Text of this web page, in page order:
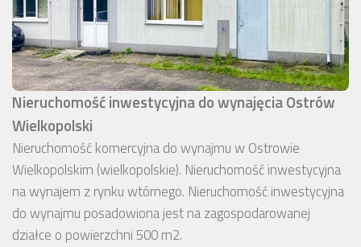
Nieruchomość inwestycyjna do wynajęcia Ostrów
Wielkopolski
Nieruchomość komercyjna do wynajmu w Ostrowie
Wielkopolskim (wielkopolskie). Nieruchomość inwestycyjna
na wynajem z rynku wtórnego. Nieruchomość inwestycyjna
do wynajmu posadowiona jest na zagospodarowanej
działce o powierzchni 500 m2.